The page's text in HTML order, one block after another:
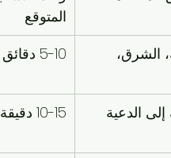
المتوقع
الشرق،
5-10 دقائق
الدعية 10-15 دقيقة